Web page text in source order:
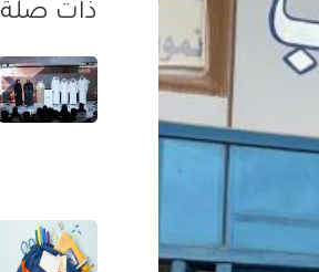
ذات صلة